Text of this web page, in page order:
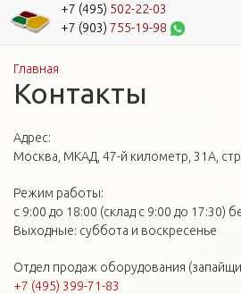
+7 (495) 502-22-03
+7 (903) 755-19-98
Вы здесь
Главная
Контакты
Адрес:
Москва, МКАД, 47-й километр, 31А,
Режим работы:
с 9:00 до 18:00 (склад с 9:00 до 17:30)
Выходные: суббота и воскресенье
Отдел продаж оборудования
+7 (495) 399-71-83